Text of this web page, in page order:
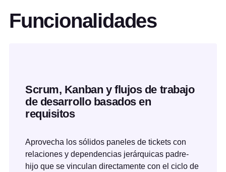
Funcionalidades
Scrum, Kanban y flujos de trabajo
de desarrollo basados en
requisitos
Aprovecha los sólidos paneles de tickets con
relaciones y dependencias jerárquicas padre-
hijo que se vinculan directamente con el ciclo de